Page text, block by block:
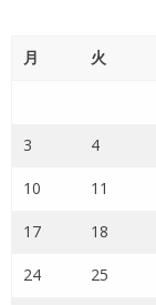
月 火
3 4
10 11
17 18
24 25